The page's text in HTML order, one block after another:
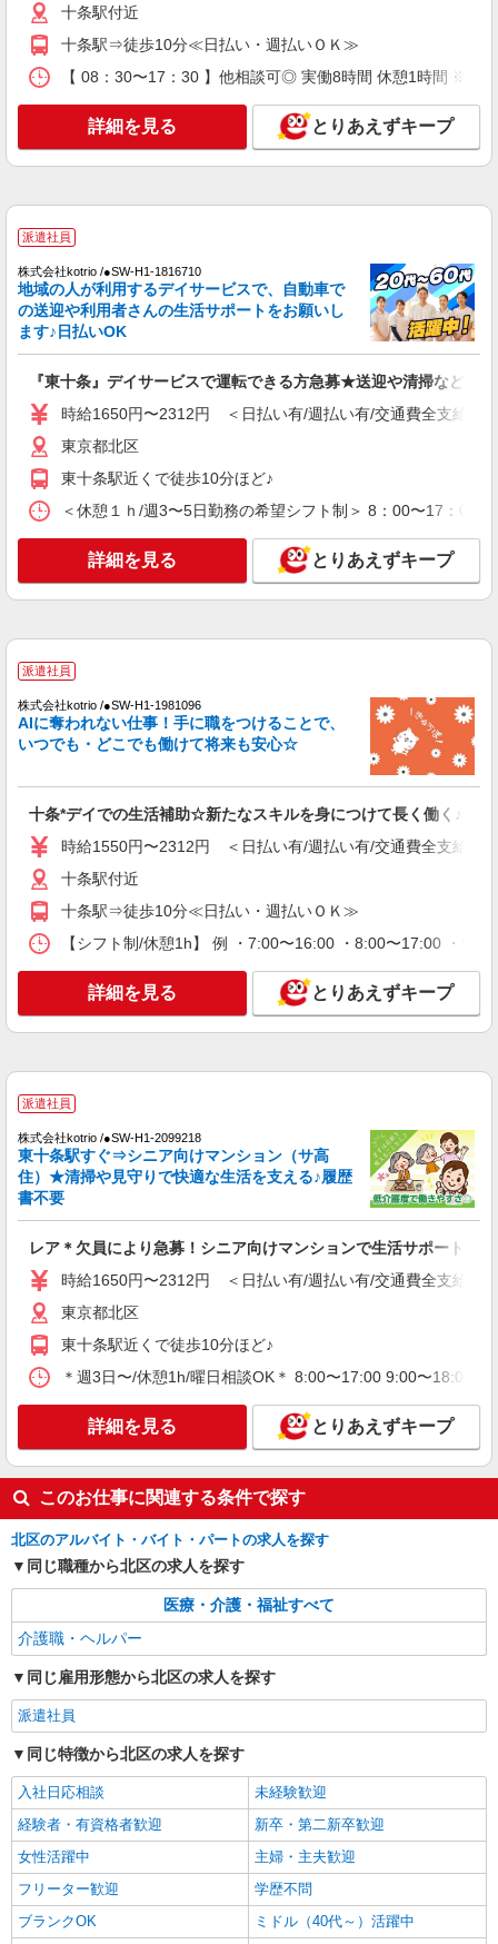
キープ
派遣社員
株式会社kotrio /●SW-H1-1981096
十条*デイでの生活補助☆新たなスキルを身に
つけて長く働く♪
時給1550円〜2312円 ＜日払い有/週払い有/交
十条駅付近
派遣社員
株式会社kotrio /●SW-H1-2099218
レア＊欠員により急募！シニア向けマンション
で生活サポート
通費全支給(ガソリン代含む)＞
小規模多機能型居宅介護 せらび王子/1380000193-030
介護職員（ヘルパー）（役職なし）
＜給与補足＞※居住支援特別手当20,000円/月（週
キープ 詳細を見る
派遣社員
株式会社kotrio /●SW-H1-1816710
『東十条』デイサービスで運転できる方急募★
通費全支給(ガソリン代含む)＞
東京都北区
キープ 詳細を見る
アルバイト パート
東京都北区浮間3-25-2
詳細を見る
契約社員
介護職員（ヘルパー）（介護助手）
東京都北区堀船1-23-8 ◆東京メトロ/都電荒川
線の王子駅からは徒歩10分程度です！
キープ 詳細を見る
派遣社員
株式会社トラストグロース 新宿本社 第3営業部
時給：無資格1300円〜1350円 初任者
1400円〜1500円 実務者1500円〜1600円
よる
東京都北区
キープ
派遣社員
株式会社トラストグロース 新宿本社 第3営業部
特別養護老人ホームでの介護士
時給：初任者研修1450円/実務者研修1500円/介
護福祉士1550円 （資格・経験などにより異なる）
東京都北区
詳細を見る
十条駅付近
十条駅⇒徒歩10分≪日払い・週払いＯＫ≫
【 08：30〜17：30 】他相談可◎ 実働8時間 休憩1時間 ※週3
詳細を見る とりあえずキープ
派遣社員
株式会社kotrio /●SW-H1-1816710
地域の人が利用するデイサービスで、自動車で
の送迎や利用者さんの生活サポートをお願いし
ます♪日払いOK
『東十条』デイサービスで運転できる方急募★送迎や清掃など！
時給1650円〜2312円 ＜日払い有/週払い有/交通費全支給(ガ
東京都北区
東十条駅近くで徒歩10分ほど♪
＜休憩１ｈ/週3〜5日勤務の希望シフト制＞ 8：00〜17：
詳細を見る とりあえずキープ
派遣社員
株式会社kotrio /●SW-H1-1981096
AIに奪われない仕事！手に職をつけることで、
いつでも・どこでも働けて将来も安心☆
十条*デイでの生活補助☆新たなスキルを身につけて長く働く♪
時給1550円〜2312円 ＜日払い有/週払い有/交通費全支給(ガ
十条駅付近
十条駅⇒徒歩10分≪日払い・週払いＯＫ≫
【シフト制/休憩1h】 例 ・7:00〜16:00 ・8:00〜17:00 ・
詳細を見る とりあえずキープ
派遣社員
株式会社kotrio /●SW-H1-2099218
東十条駅すぐ⇒シニア向けマンション（サ高
住）★清掃や見守りで快適な生活を支える♪履歴
書不要
レア＊欠員により急募！シニア向けマンションで生活サポート
時給1650円〜2312円 ＜日払い有/週払い有/交通費全支給(ガ
東京都北区
東十条駅近くで徒歩10分ほど♪
＊週3日〜/休憩1h/曜日相談OK＊ 8:00〜17:00 9:00〜18:00
詳細を見る とりあえずキープ
このお仕事に関連する条件で探す
北区のアルバイト・バイト・パートの求人を探す
同じ職種から北区の求人を探す
医療・介護・福祉すべて
介護職・ヘルパー
同じ雇用形態から北区の求人を探す
派遣社員
同じ特徴から北区の求人を探す
入社日応相談
未経験歓迎
経験者・有資格者歓迎
新卒・第二新卒歓迎
女性活躍中
主婦・主夫歓迎
フリーター歓迎
学歴不問
ブランクOK
ミドル（40代～）活躍中